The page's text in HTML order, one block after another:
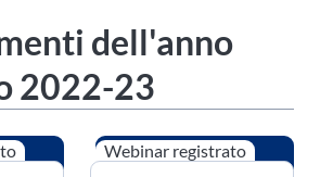
dell'anno
2022-23
Webinar registrato